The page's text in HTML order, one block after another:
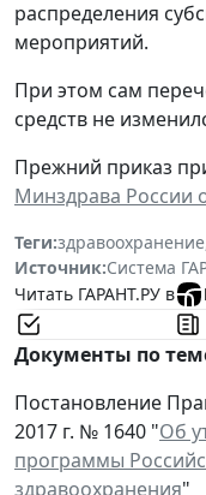
распределения
мероприятий.
При этом сам
средств не
Прежний приказ
Минздрава России
Теги:здравоохранение
Источник:Система
Читать ГАРАНТ.РУ в
Документы по
Постановление
2017 г. № 1640 "Об
программы
здравоохранения"